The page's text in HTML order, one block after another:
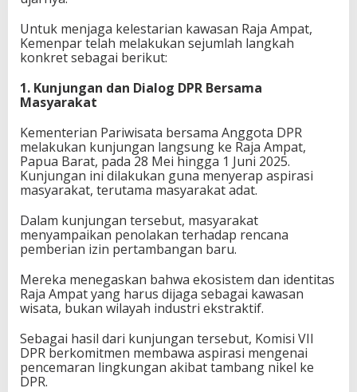
Untuk menjaga kelestarian kawasan Raja Ampat,
Kemenpar telah melakukan sejumlah langkah
konkret sebagai berikut:
1. Kunjungan dan Dialog DPR Bersama
Masyarakat
Kementerian Pariwisata bersama Anggota DPR
melakukan kunjungan langsung ke Raja Ampat,
Papua Barat, pada 28 Mei hingga 1 Juni 2025.
Kunjungan ini dilakukan guna menyerap aspirasi
masyarakat, terutama masyarakat adat.
Dalam kunjungan tersebut, masyarakat
menyampaikan penolakan terhadap rencana
pemberian izin pertambangan baru.
Mereka menegaskan bahwa ekosistem dan identitas
Raja Ampat yang harus dijaga sebagai kawasan
wisata, bukan wilayah industri ekstraktif.
Sebagai hasil dari kunjungan tersebut, Komisi VII
DPR berkomitmen membawa aspirasi mengenai
pencemaran lingkungan akibat tambang nikel ke
DPR.